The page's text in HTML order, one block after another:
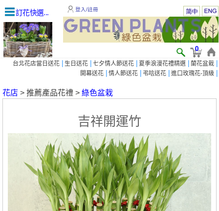
訂花快選... 登入/註冊
0
台北花店當日送花 | 生日送花 | 七夕情人節送花 | 夏季浪漫花禮精選 | 蘭花盆栽 |
開幕送花 | 情人節送花 | 弔唁送花 | 進口玫瑰花-頂級 |
花店 > 推薦產品花禮 >綠色盆栽
吉祥開運竹